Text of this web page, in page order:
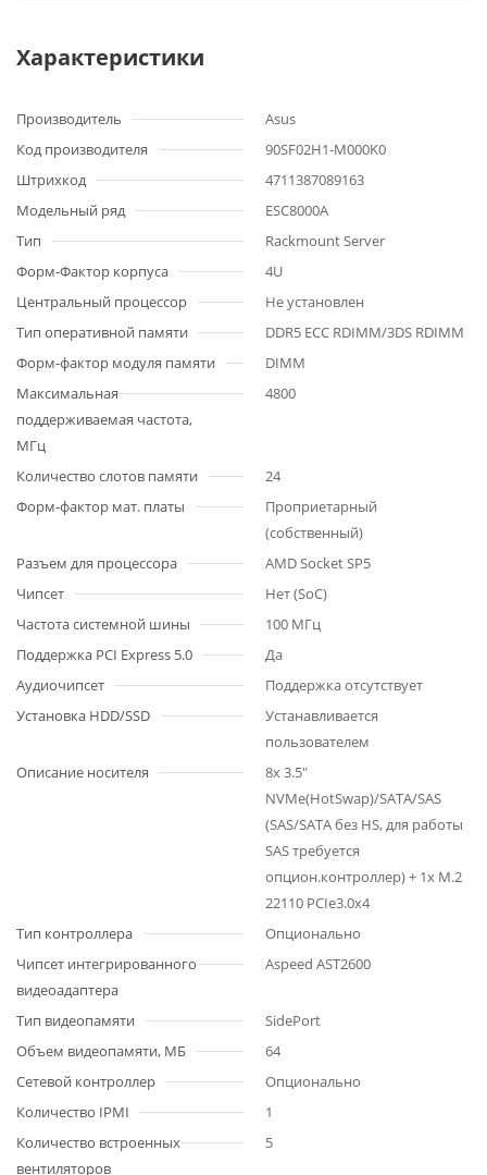
Характеристики
Производитель
Asus
Код производителя
90SF02H1-M000K0
Штрихкод
4711387089163
Модельный ряд
ESC8000A
Тип
Rackmount Server
Форм-Фактор корпуса
4U
Центральный процессор
Не установлен
Тип оперативной памяти
DDR5 ECC RDIMM/3DS RDIMM
Форм-фактор модуля памяти
DIMM
Максимальная
поддерживаемая частота,
МГц
4800
Количество слотов памяти
24
Форм-фактор мат. платы
Проприетарный
(собственный)
Разъем для процессора
AMD Socket SP5
Чипсет
Нет (SoC)
Частота системной шины
100 МГц
Поддержка PCI Express 5.0
Да
Аудиочипсет
Поддержка отсутствует
Установка HDD/SSD
Устанавливается
пользователем
Описание носителя
8x 3.5"
NVMe(HotSwap)/SATA/SAS
(SAS/SATA без HS, для работы
SAS требуется
опцион.контроллер) + 1x M.2
22110 PCIe3.0x4
Тип контроллера
Опционально
Чипсет интегрированного
видеоадаптера
Aspeed AST2600
Тип видеопамяти
SidePort
Объем видеопамяти, МБ
64
Сетевой контроллер
Опционально
Количество IPMI
1
Количество встроенных
вентиляторов
5